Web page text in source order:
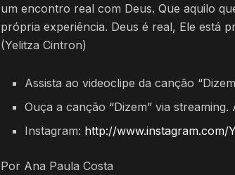
um encontro real com Deus. Que aquilo
própria experiência. Deus é real, Ele está
(Yelitza Cintron)
Assista ao videoclipe da canção
Ouça a canção “Dizem” via streaming.
Instagram: http://www.instagram.com/
Por Ana Paula Costa